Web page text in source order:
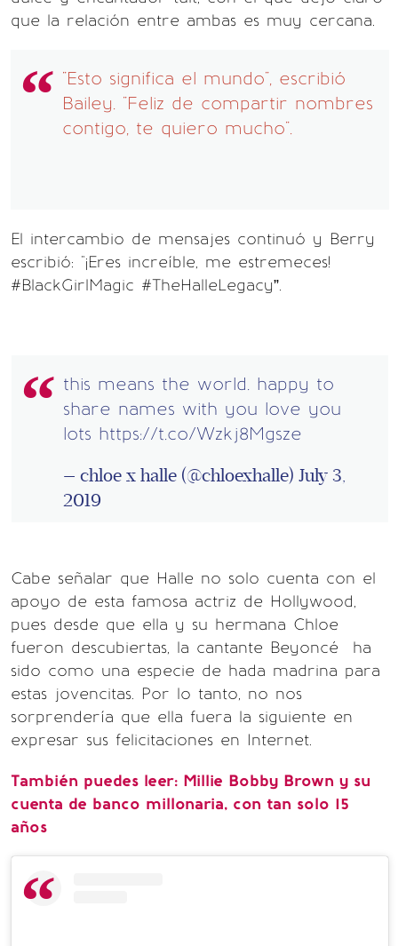
que la relación entre ambas es muy cercana.
"Esto significa el mundo", escribió
Bailey. "Feliz de compartir nombres
contigo, te quiero mucho".
El intercambio de mensajes continuó y Berry
escribió: "¡Eres increíble, me estremeces!
#BlackGirlMagic #TheHalleLegacy”.
this means the world. happy to
share names with you love you
lots https://t.co/Wzkj8Mgsze
— chloe x halle (@chloexhalle) July 3,
2019
Cabe señalar que Halle no solo cuenta con el
apoyo de esta famosa actriz de Hollywood,
pues desde que ella y su hermana Chloe
fueron descubiertas, la cantante Beyoncé ha
sido como una especie de hada madrina para
estas jovencitas. Por lo tanto, no nos
sorprendería que ella fuera la siguiente en
expresar sus felicitaciones en Internet.
También puedes leer: Millie Bobby Brown y su
cuenta de banco millonaria, con tan solo 15
años